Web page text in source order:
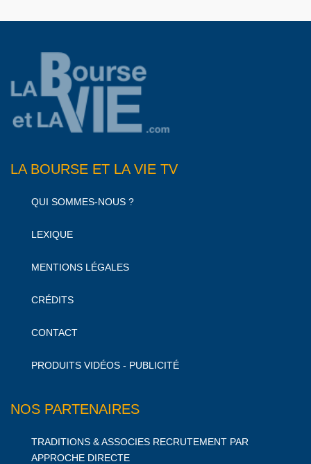
LA BOURSE ET LA VIE TV
QUI SOMMES-NOUS ?
LEXIQUE
MENTIONS LÉGALES
CRÉDITS
CONTACT
PRODUITS VIDÉOS - PUBLICITÉ
NOS PARTENAIRES
TRADITIONS & ASSOCIES RECRUTEMENT PAR
APPROCHE DIRECTE